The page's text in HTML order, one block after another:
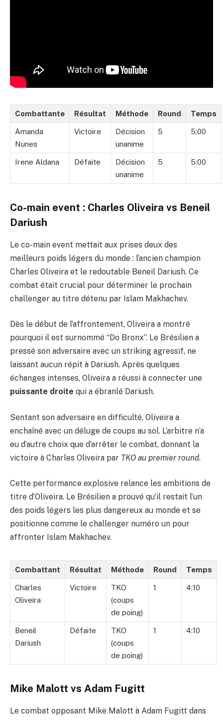
Combattante Résultat Méthode Round Temps
Amanda
Nunes
Victoire
Décision
unanime
5 5:00
Irene Aldana Défaite
Décision
unanime
5 5:00
Co-main event : Charles Oliveira vs Beneil
Dariush
Le co-main event mettait aux prises deux des
meilleurs poids légers du monde : l’ancien champion
Charles Oliveira et le redoutable Beneil Dariush. Ce
combat était crucial pour déterminer le prochain
challenger au titre détenu par Islam Makhachev.
Dès le début de l’affrontement, Oliveira a montré
pourquoi il est surnommé “Do Bronx”. Le Brésilien a
pressé son adversaire avec un striking agressif, ne
laissant aucun répit à Dariush. Après quelques
échanges intenses, Oliveira a réussi à connecter une
puissante droite qui a ébranlé Dariush.
Sentant son adversaire en difficulté, Oliveira a
enchaîné avec un déluge de coups au sol. L’arbitre n’a
eu d’autre choix que d’arrêter le combat, donnant la
victoire à Charles Oliveira par TKO au premier round.
Cette performance explosive relance les ambitions de
titre d’Oliveira. Le Brésilien a prouvé qu’il restait l’un
des poids légers les plus dangereux au monde et se
positionne comme le challenger numéro un pour
affronter Islam Makhachev.
Combattant Résultat Méthode Round Temps
Charles
Oliveira
Victoire
TKO
(coups
de poing)
1 4:10
Beneil
Dariush
Défaite
TKO
(coups
de poing)
1 4:10
Mike Malott vs Adam Fugitt
Le combat opposant Mike Malott à Adam Fugitt dans